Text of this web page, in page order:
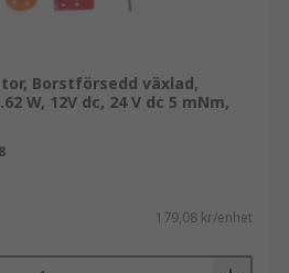
Borstförsedd växlad,
W, 12V dc, 24 V dc 5 mNm,
179,08 kr/enhet